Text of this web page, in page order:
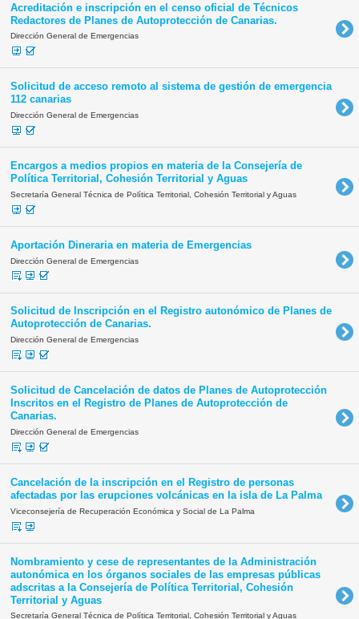
Acreditación e inscripción en el censo oficial de Técnicos
Redactores de Planes de Autoprotección de Canarias.
Dirección General de Emergencias
Solicitud de acceso remoto al sistema de gestión de emergencia
112 canarias
Dirección General de Emergencias
Encargos a medios propios en materia de la Consejería de
Política Territorial, Cohesión Territorial y Aguas
Secretaría General Técnica de Política Territorial, Cohesión Territorial y Aguas
Aportación Dineraria en materia de Emergencias
Dirección General de Emergencias
Solicitud de Inscripción en el Registro autonómico de Planes de
Autoprotección de Canarias.
Dirección General de Emergencias
Solicitud de Cancelación de datos de Planes de Autoprotección
Inscritos en el Registro de Planes de Autoprotección de
Canarias.
Dirección General de Emergencias
Cancelación de la inscripción en el Registro de personas
afectadas por las erupciones volcánicas en la isla de La Palma
Viceconsejería de Recuperación Económica y Social de La Palma
Nombramiento y cese de representantes de la Administración
autonómica en los órganos sociales de las empresas públicas
adscritas a la Consejería de Política Territorial, Cohesión
Territorial y Aguas
Secretaría General Técnica de Política Territorial, Cohesión Territorial y Aguas